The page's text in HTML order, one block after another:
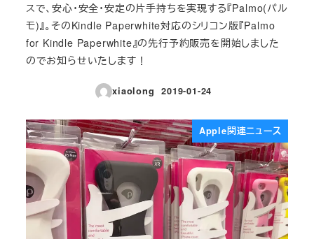
スで、安心・安全・安定の片手持ちを実現する『Palmo(パル
モ)』。そのKindle Paperwhite対応のシリコン版『Palmo
for Kindle Paperwhite』の先行予約販売を開始しました
のでお知らせいたします！
xiaolong
投稿日
2019-01-24
Apple関連ニュース